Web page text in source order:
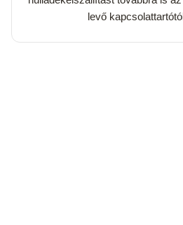
levő